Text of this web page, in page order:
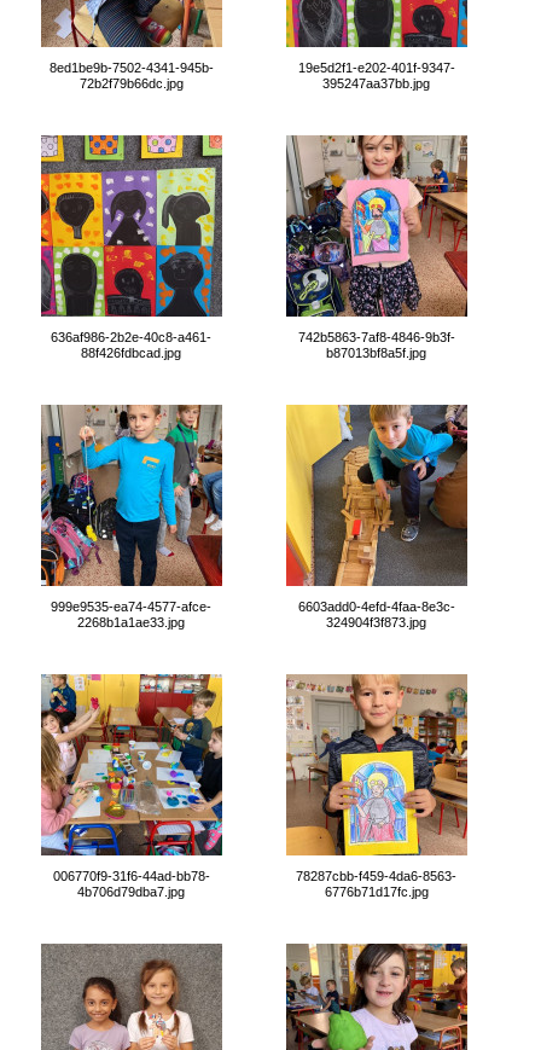
8ed1be9b-7502-4341-945b-
72b2f79b66dc.jpg
19e5d2f1-e202-401f-9347-
395247aa37bb.jpg
636af986-2b2e-40c8-a461-
88f426fdbcad.jpg
742b5863-7af8-4846-9b3f-
b87013bf8a5f.jpg
999e9535-ea74-4577-afce-
2268b1a1ae33.jpg
6603add0-4efd-4faa-8e3c-
324904f3f873.jpg
006770f9-31f6-44ad-bb78-
4b706d79dba7.jpg
78287cbb-f459-4da6-8563-
6776b71d17fc.jpg